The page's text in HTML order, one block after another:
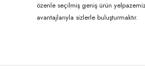
özenle seçilmiş geniş ürün
avantajlarıyla sizlerle buluşturmaktır.